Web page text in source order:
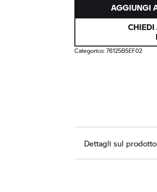
AGGIUNGI
CHIEDI
Categorico:76125B5EF02
Dettagli sul prodotto